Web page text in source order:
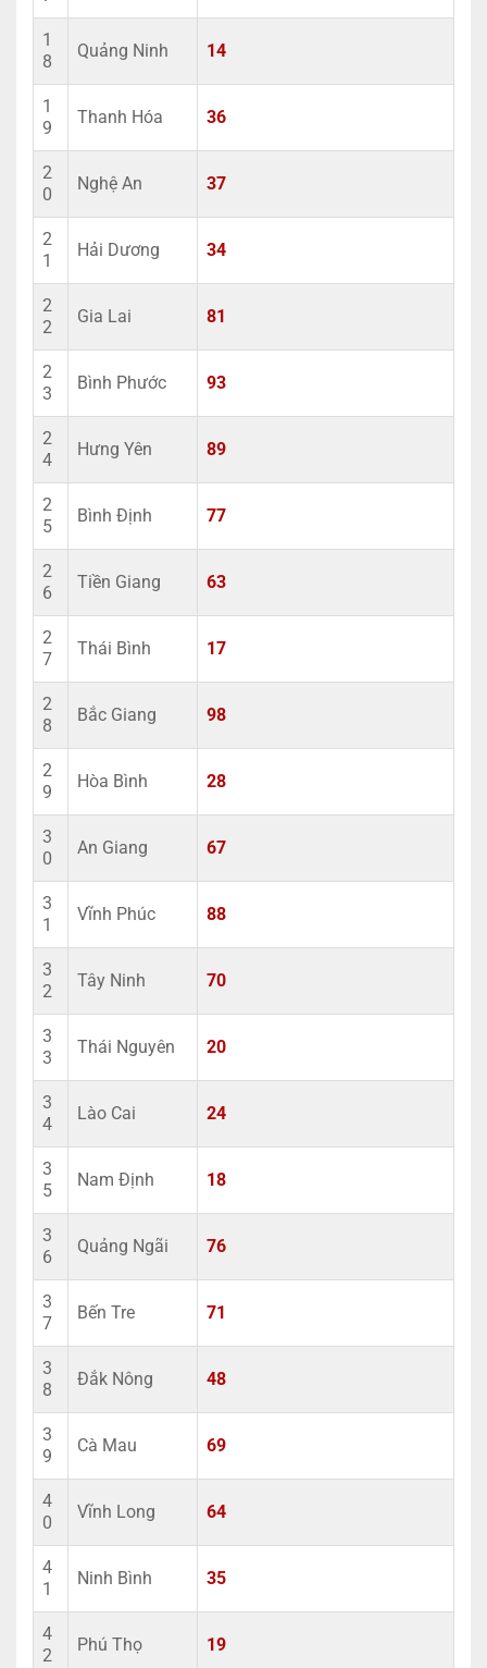
1
8
Quảng Ninh 14
1
9
Thanh Hóa 36
2
0
Nghệ An 37
2
1
Hải Dương 34
2
2
Gia Lai 81
2
3
Bình Phước 93
2
4
Hưng Yên 89
2
5
Bình Định 77
2
6
Tiền Giang 63
2
7
Thái Bình 17
2
8
Bắc Giang 98
2
9
Hòa Bình 28
3
0
An Giang 67
3
1
Vĩnh Phúc 88
3
2
Tây Ninh 70
3
3
Thái Nguyên 20
3
4
Lào Cai 24
3
5
Nam Định 18
3
6
Quảng Ngãi 76
3
7
Bến Tre 71
3
8
Đắk Nông 48
3
9
Cà Mau 69
4
0
Vĩnh Long 64
4
1
Ninh Bình 35
4
2
Phú Thọ 19